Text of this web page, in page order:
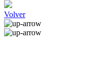
Volver